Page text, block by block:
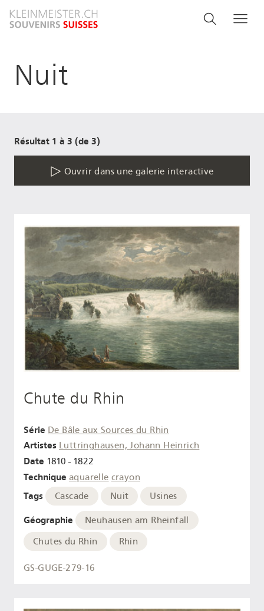
au
Search
Rechercher
Nuit
Résultat 1 à 3 (de 3)
Ouvrir dans une galerie interactive
Chute du Rhin
Série De Bâle aux Sources du Rhin
Artistes Luttringhausen, Johann Heinrich
Date 1810 - 1822
Technique aquarelle crayon
Tags Cascade Nuit Usines
Géographie
Neuhausen am Rheinfall
Chutes du Rhin
Rhin
GS-GUGE-279-16